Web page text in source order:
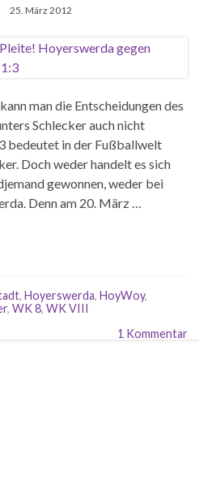
25. März 2012
man die Entscheidungen des
Schlecker auch nicht
bedeutet in der Fußballwelt
Doch weder handelt es sich
gewonnen, weder bei
Denn am 20. März …
, Hoyerswerda, HoyWoy,
, WK 8, WK VIII
1 Kommentar